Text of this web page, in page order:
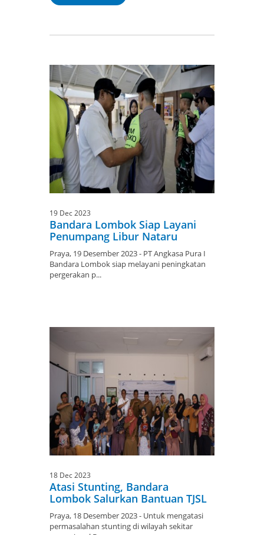
19 Dec 2023
Bandara Lombok Siap Layani
Penumpang Libur Nataru
Praya, 19 Desember 2023 - PT Angkasa Pura I
Bandara Lombok siap melayani peningkatan
pergerakan p...
18 Dec 2023
Atasi Stunting, Bandara
Lombok Salurkan Bantuan TJSL
Praya, 18 Desember 2023 - Untuk mengatasi
permasalahan stunting di wilayah sekitar